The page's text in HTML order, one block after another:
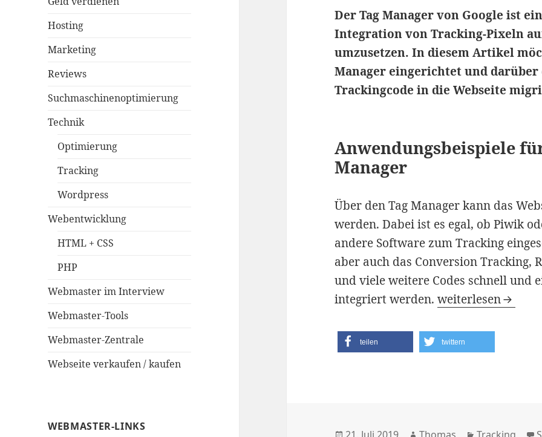
Hosting
Marketing
Reviews
Suchmaschinenoptimierung
Technik
Optimierung
Tracking
Wordpress
Webentwicklung
HTML + CSS
PHP
Webmaster im Interview
Webmaster-Tools
Webmaster-Zentrale
Webseite verkaufen / kaufen
WEBMASTER-LINKS
Der Tag Manager von Google ist
Integration von Tracking-Pixeln
umzusetzen. In diesem Artikel
Manager eingerichtet und darüber
Trackingcode in die Webseite
Anwendungsbeispiele
Manager
Über den Tag Manager kann das
werden. Dabei ist es egal, ob Piwik
andere Software zum Tracking
aber auch das Conversion Tracking,
und viele weitere Codes schnell und
integriert werden.Google Tag
weiterlesen
teilen twittern
Veröffentlicht Autor Kategorien